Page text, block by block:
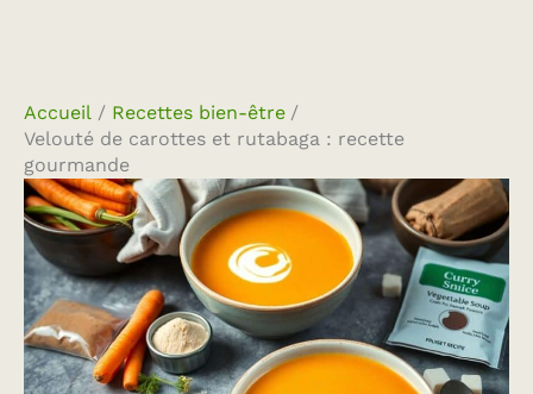
Accueil
Recettes bien-être
Velouté de carottes et rutabaga : recette
gourmande